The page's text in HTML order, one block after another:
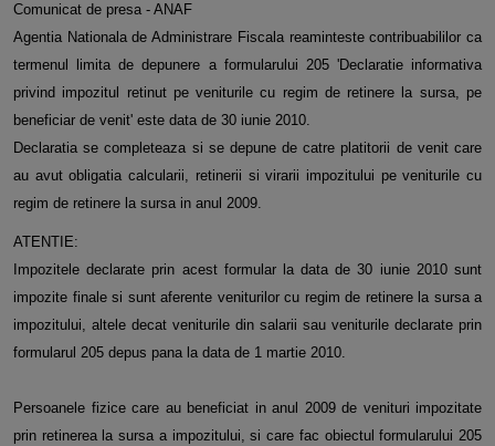
Comunicat de presa - ANAF
Agentia Nationala de Administrare Fiscala reaminteste contribuabililor ca
termenul limita de depunere a formularului 205 'Declaratie informativa
privind impozitul retinut pe veniturile cu regim de retinere la sursa, pe
beneficiar de venit' este data de 30 iunie 2010.
Declaratia se completeaza si se depune de catre platitorii de venit care
au avut obligatia calcularii, retinerii si virarii impozitului pe veniturile cu
regim de retinere la sursa in anul 2009.
ATENTIE:
Impozitele declarate prin acest formular la data de 30 iunie 2010 sunt
impozite finale si sunt aferente veniturilor cu regim de retinere la sursa a
impozitului, altele decat veniturile din salarii sau veniturile declarate prin
formularul 205 depus pana la data de 1 martie 2010.
Persoanele fizice care au beneficiat in anul 2009 de venituri impozitate
prin retinerea la sursa a impozitului, si care fac obiectul formularului 205